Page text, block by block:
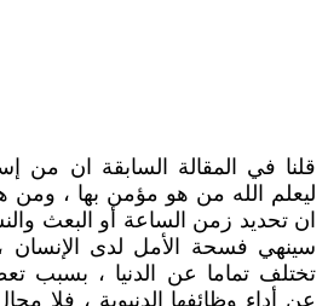
قلنا في المقالة السابقة ان من
ليعلم الله من هو مؤمن بها ،
ان تحديد زمن الساعة أو البعث
سينهي فسحة الأمل لدى الإنسان ،
تختلف تماما عن الدنيا ، بسبب
عن أداء وظائفها الدنيوية ، فلا